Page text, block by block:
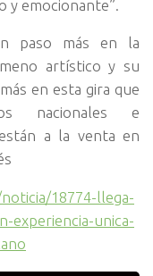
y emocionante”.
paso más en la
artístico y su
en esta gira que
nacionales e
a la venta en
18774-llega-
experiencia-unica-